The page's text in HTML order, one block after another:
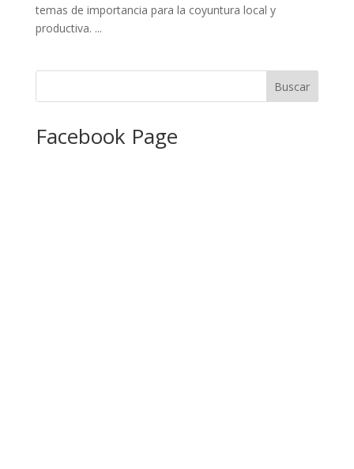
temas de importancia para la coyuntura local y
productiva. ...
Facebook Page